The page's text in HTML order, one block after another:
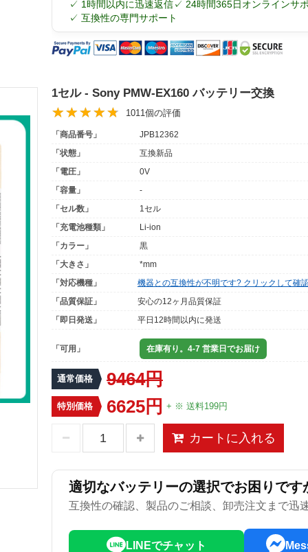
✓ 1時間以内に迅速返信✓ 24時間365日オンラインサ
✓ 互換性の専門サポート
1セル - Sony PMW-EX160 バッテリー交換
1011個の評価
「商品番号」
JPB12362
「状態」
互換新品
「電圧」
0V
「容量」
-
「セル数」
1セル
「充電池種類」
Li-ion
「カラー」
黒
「大きさ」
*mm
「対応機種」
機器との互換性が不明です? クリックして確
「品質保証」
安心の12ヶ月品質保証
「即日発送」
平日12時間以内に発送
「可用」 在庫有り。4-7 営業日でお届け
通常価格 9464円
特別価格 6625円 + ※ 送料199円
カートに入れる
適切なバッテリーの選択でお困りです
互換性の確認、製品のご相談、卸売注文まで迅
LINEでチャット